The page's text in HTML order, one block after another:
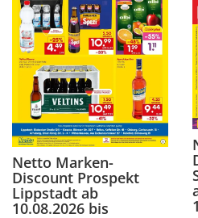
Netto Marken-
Discount Prospekt
Lippstadt ab
10.08.2026 bis